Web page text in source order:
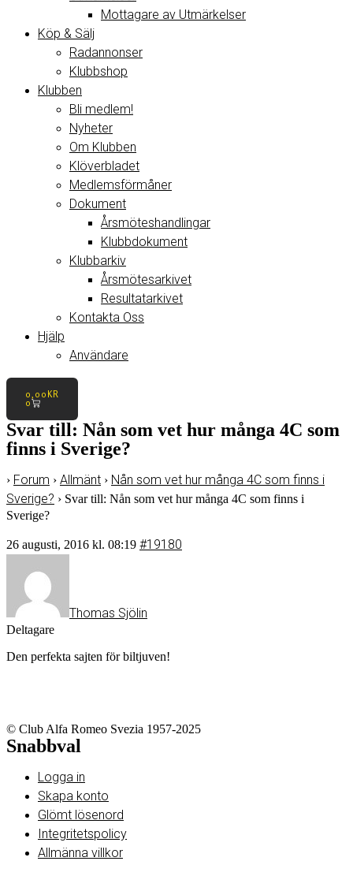
Mottagare av Utmärkelser
Köp & Sälj
Radannonser
Klubbshop
Klubben
Bli medlem!
Nyheter
Om Klubben
Klöverbladet
Medlemsförmåner
Dokument
Årsmöteshandlingar
Klubbdokument
Klubbarkiv
Årsmötesarkivet
Resultatarkivet
Kontakta Oss
Hjälp
Användare
0,00 KR
0
Svar till: Nån som vet hur många 4C som
finns i Sverige?
› Forum › Allmänt › Nån som vet hur många 4C som finns i
Sverige? › Svar till: Nån som vet hur många 4C som finns i
Sverige?
26 augusti, 2016 kl. 08:19 #19180
Thomas Sjölin
Deltagare
Den perfekta sajten för biltjuven!
© Club Alfa Romeo Svezia 1957-2025
Snabbval
Logga in
Skapa konto
Glömt lösenord
Integritetspolicy
Allmänna villkor